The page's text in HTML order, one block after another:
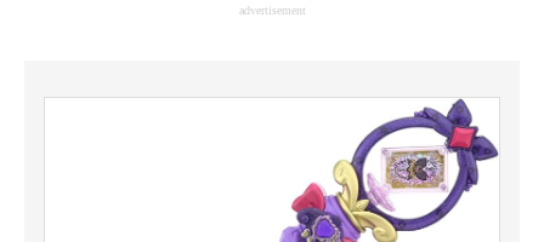
モノづくり技術者専門サイト
advertisement